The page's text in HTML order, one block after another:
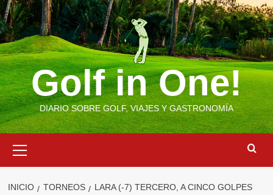
Saltar
al
contenido
Golf in One!
DIARIO SOBRE GOLF, VIAJES Y GASTRONOMÍA
primario
INICIO TORNEOS
LARA (-7) TERCERO, A CINCO GOLPES